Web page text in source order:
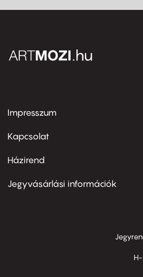
Footer
first
Impresszum
Kapcsolat
Footer
second
Házirend
Jegyvásárlási információk